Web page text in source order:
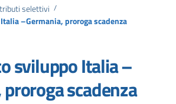
selettivi /
–Germania, proroga scadenza
sviluppo Italia –
scadenza